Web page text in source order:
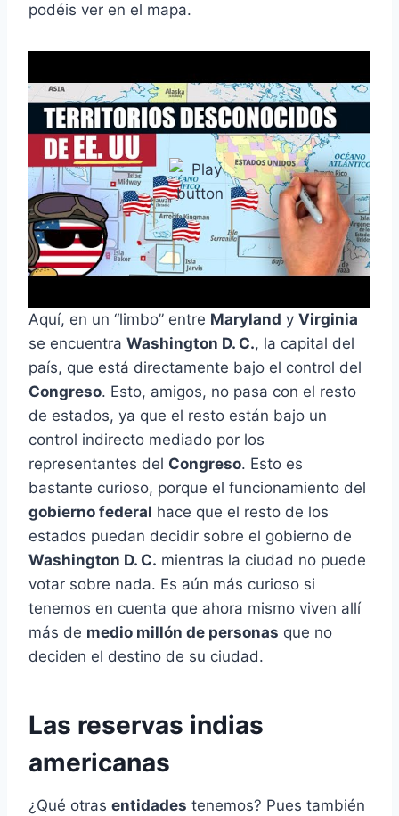
podéis ver en el mapa.
Aquí, en un “limbo” entre Maryland y Virginia
se encuentra Washington D. C., la capital del
país, que está directamente bajo el control del
Congreso. Esto, amigos, no pasa con el resto
de estados, ya que el resto están bajo un
control indirecto mediado por los
representantes del Congreso. Esto es
bastante curioso, porque el funcionamiento del
gobierno federal hace que el resto de los
estados puedan decidir sobre el gobierno de
Washington D. C. mientras la ciudad no puede
votar sobre nada. Es aún más curioso si
tenemos en cuenta que ahora mismo viven allí
más de medio millón de personas que no
deciden el destino de su ciudad.
Las reservas indias
americanas
¿Qué otras entidades tenemos? Pues también